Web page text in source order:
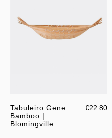
Tabuleiro Gene
Bamboo |
Blomingville
€22.80